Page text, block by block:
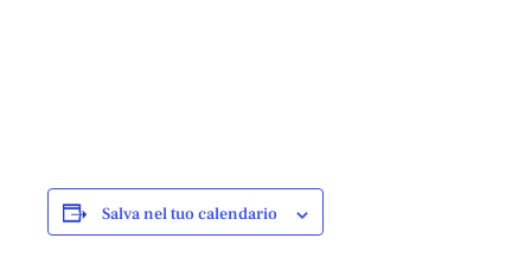
Salva nel tuo calendario